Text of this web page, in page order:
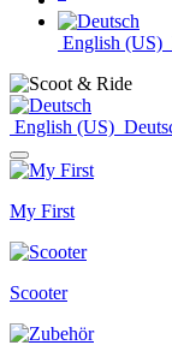
English (US)
English (US)
My First
Scooter